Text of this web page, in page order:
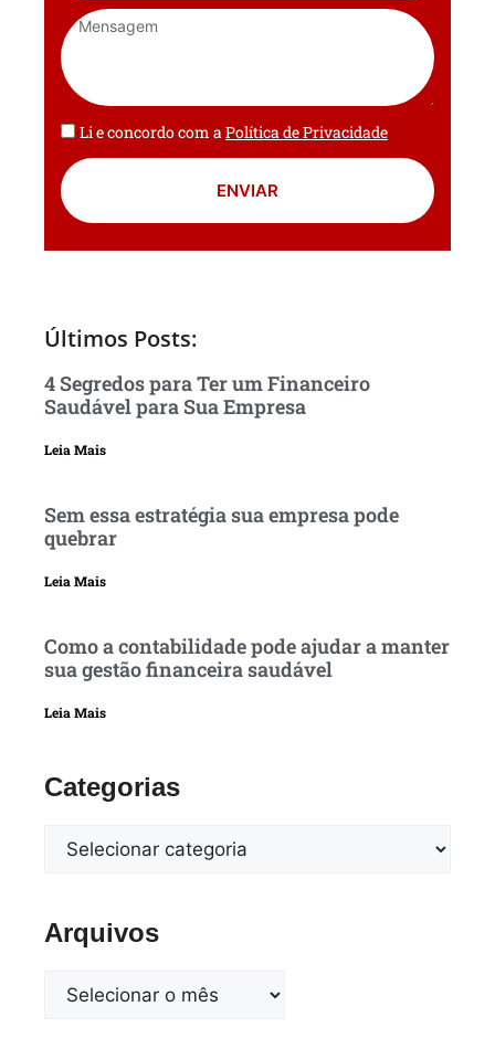
Li e concordo com aPolítica de Privacidade
ENVIAR
Últimos Posts:
4 Segredos para Ter um Financeiro
Saudável para Sua Empresa
Leia Mais
Sem essa estratégia sua empresa pode
quebrar
Leia Mais
Como a contabilidade pode ajudar a manter
sua gestão financeira saudável
Leia Mais
Categorias
Arquivos